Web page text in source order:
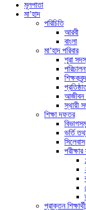
মূলপাতা
মা’হাদ
পরিচিতি
আরবী
বাংলা
মা’হাদ পরিবার
শূরা
শিক্ষকবৃন্দ
আজীবন
স্থায়ী
শিক্ষা দফতর
ভর্তি
সিলেবাস
প্রাক্তন